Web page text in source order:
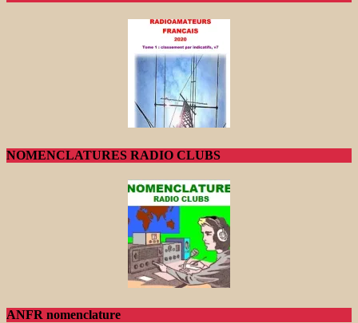
NOMENCLATURES RADIO CLUBS
ANFR nomenclature